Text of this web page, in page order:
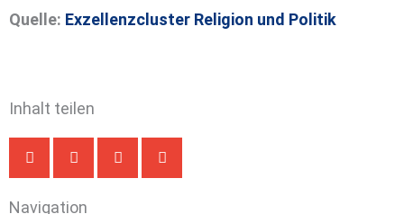
Navigation
Quelle: Exzellenzcluster Religion und Politik
Inhalt teilen